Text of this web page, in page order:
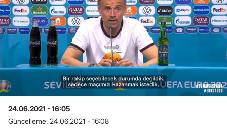
24.06.2021 - 16:05
Güncelleme: 24.06.2021 - 16:08